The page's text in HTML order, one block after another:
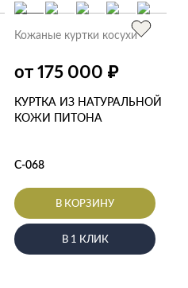
Кожаные куртки косухи
от 175 000 ₽
КУРТКА ИЗ НАТУРАЛЬНОЙ
КОЖИ ПИТОНА
С-068
В КОРЗИНУ
В 1 КЛИК